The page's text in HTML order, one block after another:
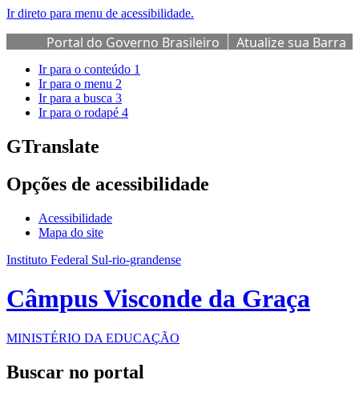
Ir direto para menu de acessibilidade.
Portal do Governo Brasileiro
Atualize sua Barra
de Governo
Ir para o conteúdo 1
Ir para o menu 2
Ir para a busca 3
Ir para o rodapé 4
GTranslate
Opções de acessibilidade
Acessibilidade
Mapa do site
Instituto Federal Sul-rio-grandense
Câmpus Visconde da Graça
MINISTÉRIO DA EDUCAÇÃO
Buscar no portal